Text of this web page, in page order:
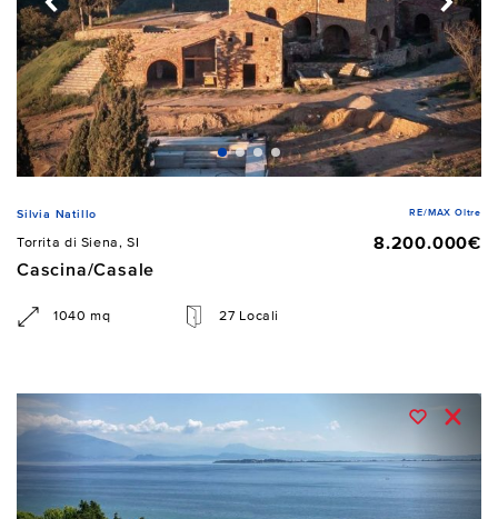
Silvia Natillo RE/MAX Oltre
Torrita di Siena, SI
8.200.000€
Cascina/Casale
1040 mq 27 Locali